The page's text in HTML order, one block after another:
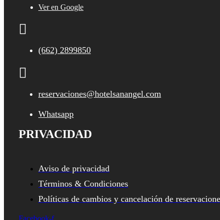
Ver en Google
(662) 2899850
reservaciones@hotelsanangel.com
Whatsapp
PRIVACIDAD
Aviso de privacidad
Términos & Condiciones
Políticas de cambios y cancelación de
Facebook-f